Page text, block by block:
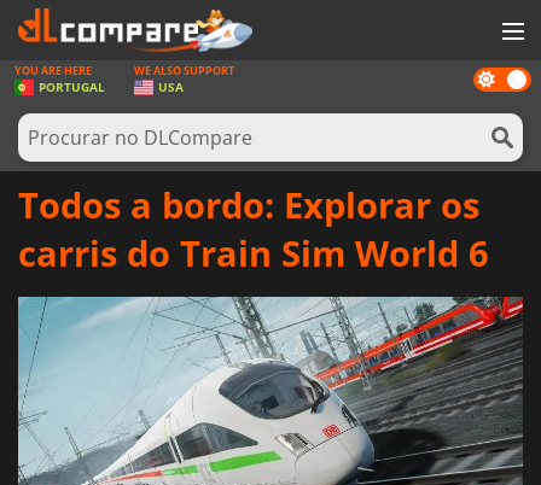
JOGOS
GAME CARDS
SOFTWARE
NOTÍCIAS
ENTRAR OU REGISTAR
Dark
mode
YOU ARE HERE
PORTUGAL
WE ALSO SUPPORT
USA
Todos a bordo: Explorar os
carris do Train Sim World 6